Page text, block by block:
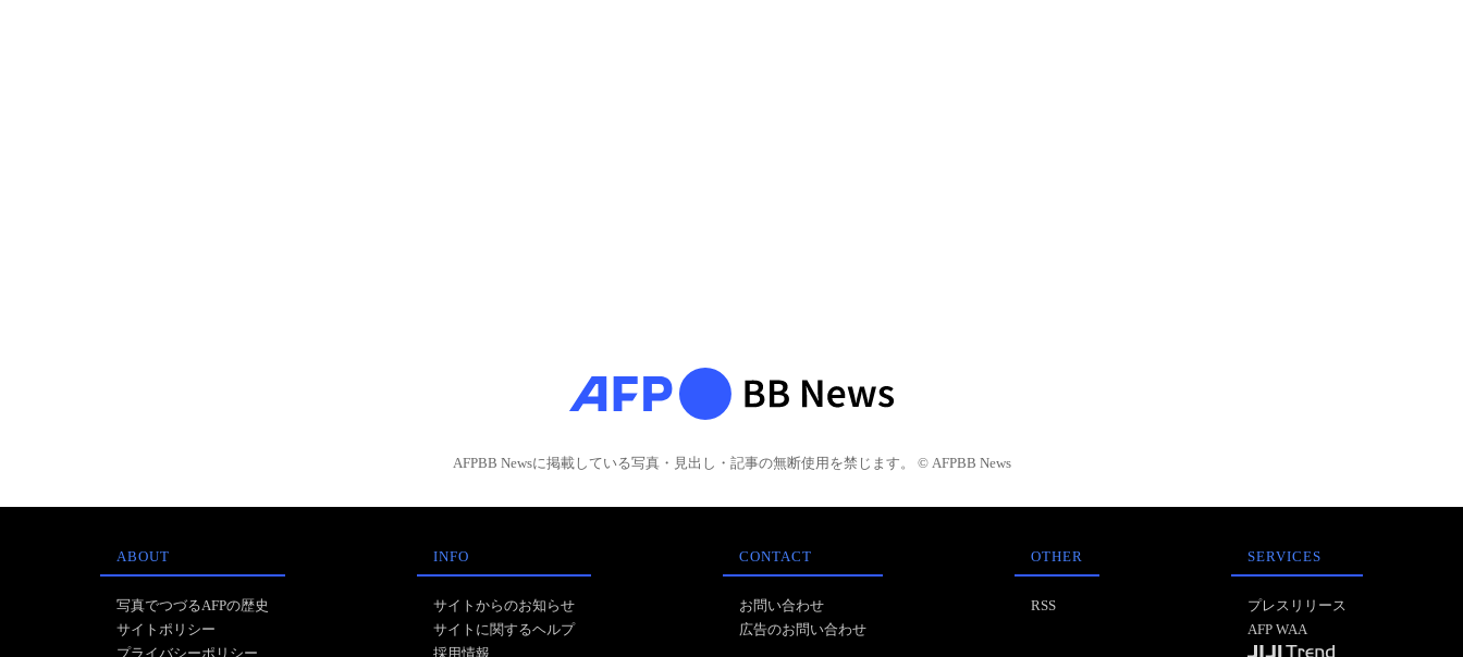
AFPBB Newsに掲載している写真・見出し・記事の無断使用を禁じます。 © AFPBB News
ABOUT
写真でつづるAFPの歴史
サイトポリシー
プライバシーポリシー
INFO
サイトからのお知らせ
サイトに関するヘルプ
採用情報
CONTACT
お問い合わせ
広告のお問い合わせ
OTHER
RSS
SERVICES
プレスリリース
AFP WAA